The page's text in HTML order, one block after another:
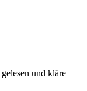
gelesen und kläre